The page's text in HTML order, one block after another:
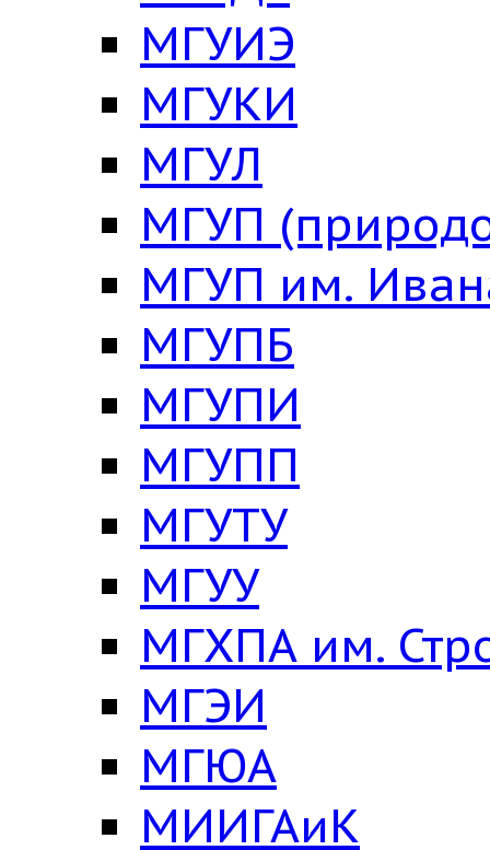
МГУИЭ
МГУКИ
МГУЛ
МГУП
МГУП им.
МГУПБ
МГУПИ
МГУПП
МГУТУ
МГУУ
МГХПА им.
МГЭИ
МГЮА
МИИГАиК